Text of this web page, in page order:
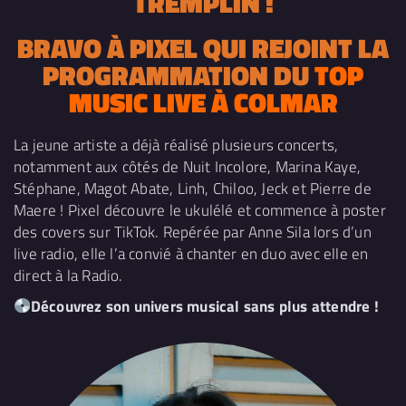
BRAVO À PIXEL QUI REJOINT LA
PROGRAMMATION DUTOP
MUSIC LIVE À COLMAR
La jeune artiste a déjà réalisé plusieurs concerts,
notamment aux côtés de Nuit Incolore, Marina Kaye,
Stéphane, Magot Abate, Linh, Chiloo, Jeck et Pierre de
Maere ! Pixel découvre le ukulélé et commence à poster
des covers sur TikTok. Repérée par Anne Sila lors d’un
live radio, elle l’a convié à chanter en duo avec elle en
direct à la Radio.
Découvrez son univers musical sans plus attendre !